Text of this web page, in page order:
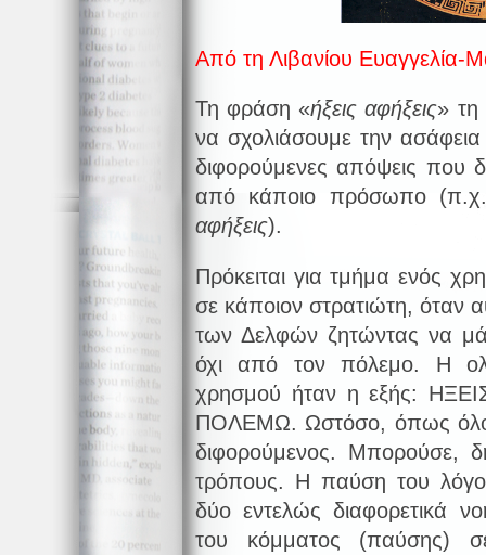
Από τη Λιβανίου Ευαγγελία-
Τη φράση «ήξεις αφήξεις» τη
να σχολιάσουμε την
διφορούμενες απόψεις που
από κάποιο πρόσωπο
αφήξεις).
Πρόκειται για τμήμα ενός
σε κάποιον στρατιώτη, όταν
των Δελφών ζητώντας να
όχι από τον πόλεμο. Η
χρησμού ήταν η εξής:
ΠΟΛΕΜΩ. Ωστόσο, όπως όλοι
διφορούμενος. Μπορούσε,
τρόπους. Η παύση του λόγου
δύο εντελώς διαφορετικά
του κόμματος (παύσης)